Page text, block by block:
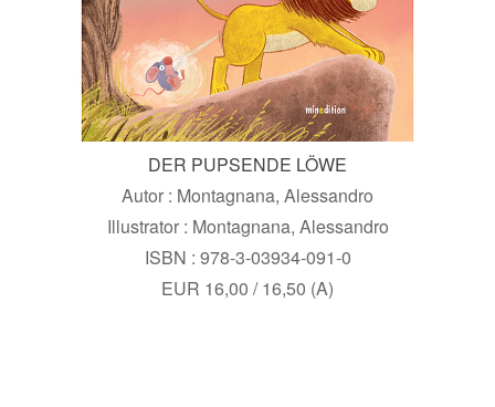
DER PUPSENDE LÖWE
Autor : Montagnana, Alessandro
Illustrator : Montagnana, Alessandro
ISBN : 978-3-03934-091-0
EUR 16,00 / 16,50 (A)